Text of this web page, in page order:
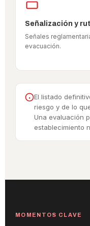
Señalización y
Señales
evacuación.
El listado
riesgo y de lo
Una evaluación
establecimiento
MOMENTOS CLAVE